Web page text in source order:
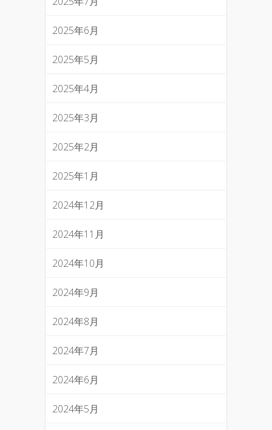
2025年6月
2025年5月
2025年4月
2025年3月
2025年2月
2025年1月
2024年12月
2024年11月
2024年10月
2024年9月
2024年8月
2024年7月
2024年6月
2024年5月